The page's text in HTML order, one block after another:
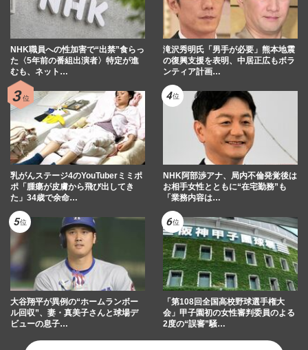
NHK職員への性加害で“出禁”食らっ
た〈5年前の番組出演者〉特定が進
むも、ネット…
滝沢秀明氏「男手が必要」熊本地震
の復興支援を表明、中居正広もボラ
ンティア計画…
乳がんステージ4のYouTuberミミポ
ポ「腫瘍が皮膚から飛び出してき
た」34歳で余命…
NHK阿部渉アナ、局内不倫発覚後は
お相手女性とともに“在宅勤務”も
「業務内容は…
大谷翔平が異例の“ホームランボー
ル回収”、妻・真美子さんと球場デ
ビューの息子…
「第108回全国高校野球選手権大
会」甲子園初の女性審判委員のよる
2度の“誤審”騒…